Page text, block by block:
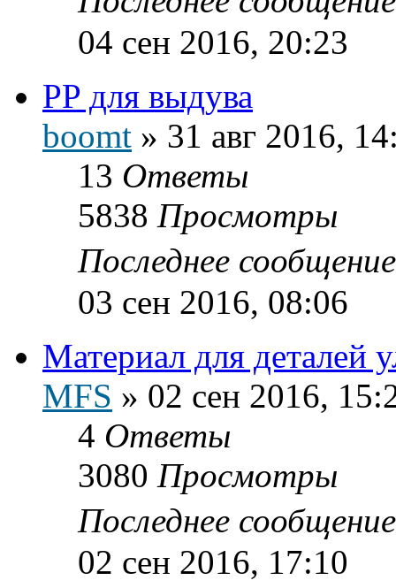
04 сен 2016, 20:23
PP для выдува
boomt » 31 авг 2016,
13 Ответы
5838 Просмотры
Последнее
03 сен 2016, 08:06
Материал для деталей
MFS » 02 сен 2016,
4 Ответы
3080 Просмотры
Последнее
02 сен 2016, 17:10